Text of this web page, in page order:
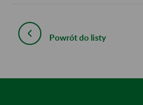
Powrót do listy